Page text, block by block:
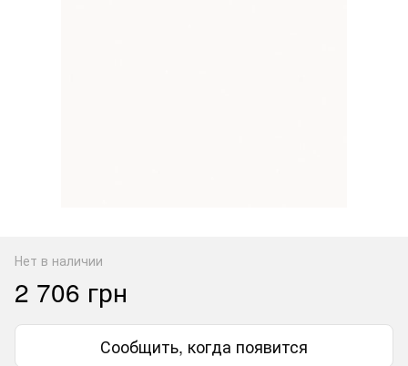
Нет в наличии
2 706 грн
Сообщить, когда появится